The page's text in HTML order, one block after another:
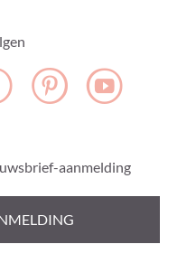
aanmelding